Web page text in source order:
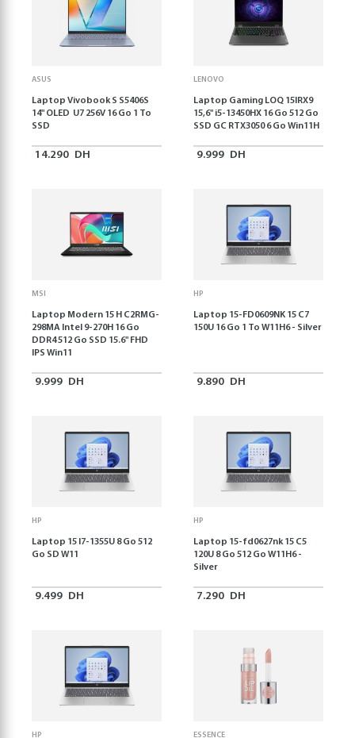
ASUS
Laptop Vivobook S S5406S
14" OLED U7 256V 16 Go 1 To
SSD
14.290 DH
LENOVO
Laptop Gaming LOQ 15IRX9
15,6'' i5-13450HX 16 Go 512 Go
SSD GC RTX3050 6 Go Win11H
9.999 DH
MSI
Laptop Modern 15 H C2RMG-
298MA Intel 9-270H 16 Go
DDR4 512 Go SSD 15.6" FHD
IPS Win11
9.999 DH
HP
Laptop 15-FD0609NK 15 C7
150U 16 Go 1 To W11H6 - Silver
9.890 DH
HP
Laptop 15 I7-1355U 8 Go 512
Go SD W11
9.499 DH
HP
Laptop 15-fd0627nk 15 C5
120U 8 Go 512 Go W11H6 -
Silver
7.290 DH
HP ESSENCE